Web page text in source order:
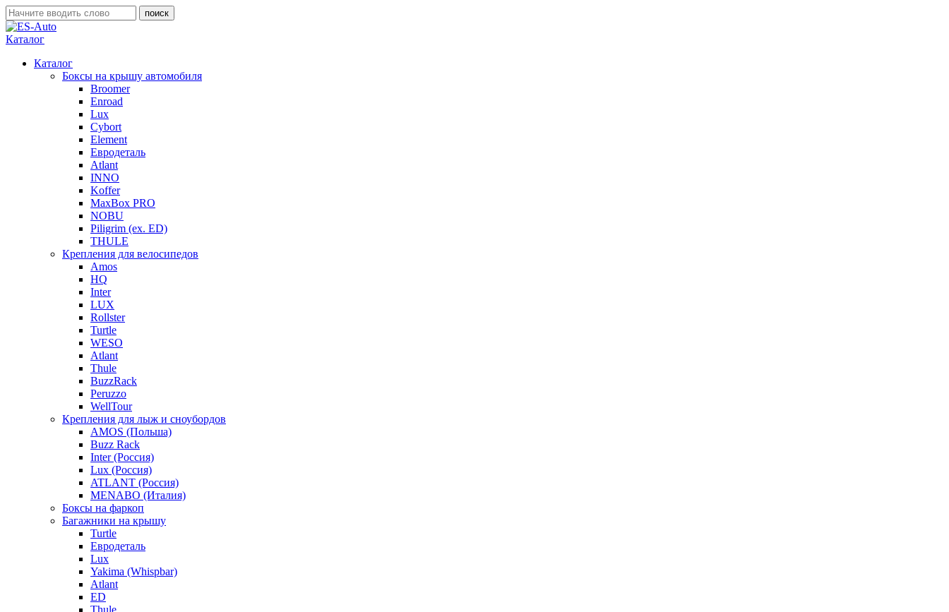
Каталог
Каталог
Боксы на крышу автомобиля
Broomer
Enroad
Lux
Cybort
Element
Евродеталь
Atlant
INNO
Koffer
MaxBox PRO
NOBU
Piligrim (ex. ED)
THULE
Крепления для велосипедов
Amos
HQ
Inter
LUX
Rollster
Turtle
WESO
Atlant
Thule
BuzzRack
Peruzzo
WellTour
Крепления для лыж и сноубордов
AMOS (Польша)
Buzz Rack
Inter (Россия)
Lux (Россия)
ATLANT (Россия)
MENABO (Италия)
Боксы на фаркоп
Багажники на крышу
Turtle
Евродеталь
Lux
Yakima (Whispbar)
Atlant
ED
Thule